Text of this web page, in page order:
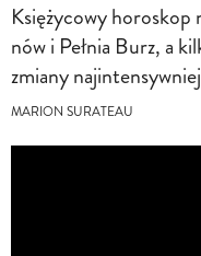
Księżycowy horoskop
nów i Pełnia Burz, a
zmiany najintensywniej
MARION SURATEAU